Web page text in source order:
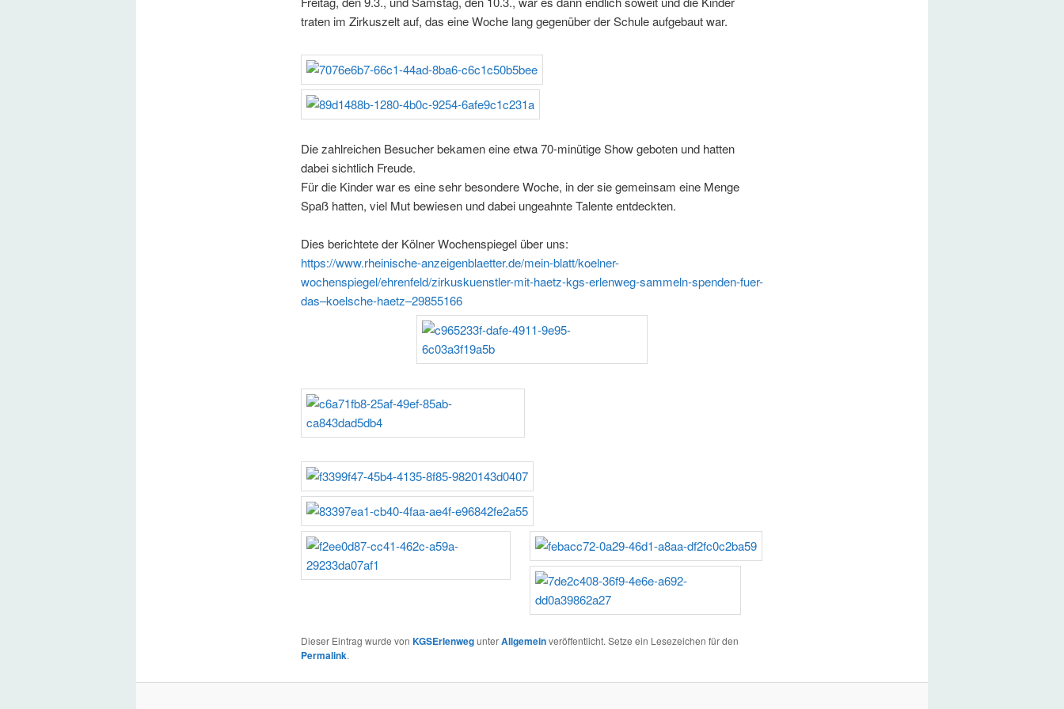
traten im Zirkuszelt auf, das eine Woche lang gegenüber der Schule aufgebaut war.
Die zahlreichen Besucher bekamen eine etwa 70-minütige Show geboten und hatten
dabei sichtlich Freude.
Für die Kinder war es eine sehr besondere Woche, in der sie gemeinsam eine Menge
Spaß hatten, viel Mut bewiesen und dabei ungeahnte Talente entdeckten.
Dies berichtete der Kölner Wochenspiegel über uns:
https://www.rheinische-anzeigenblaetter.de/mein-blatt/koelner-
wochenspiegel/ehrenfeld/zirkuskuenstler-mit-haetz-kgs-erlenweg-sammeln-spenden-fuer-
das–koelsche-haetz–29855166
Dieser Eintrag wurde von KGSErlenwegunterAllgemeinveröffentlicht. Setze ein Lesezeichen für den
Permalink.